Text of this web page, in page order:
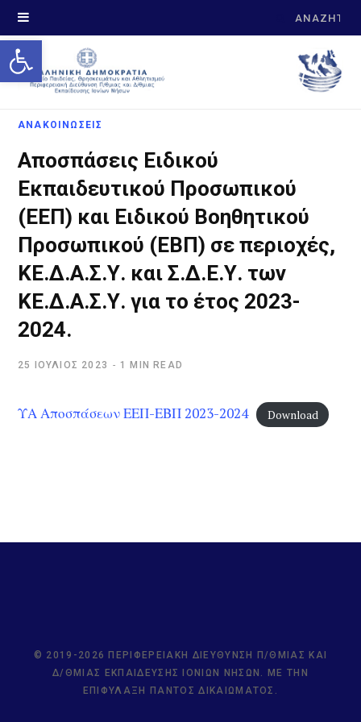
Open toolbar
Search
ΑΝΑΚΟΙΝΩΣΕΙΣ
Αποσπάσεις Ειδικού
Εκπαιδευτικού Προσωπικού
(ΕΕΠ) και Ειδικού Βοηθητικού
Προσωπικού (ΕΒΠ) σε περιοχές,
ΚΕ.Δ.Α.Σ.Υ. και Σ.Δ.Ε.Υ. των
ΚΕ.Δ.Α.Σ.Υ. για το έτος 2023-
2024.
25 ΙΟΎΛΙΟΣ 2023 1 MIN READ
ΥΑ Αποσπάσεων ΕΕΠ-ΕΒΠ 2023-2024 Download
© 2019-2026 ΠΕΡΙΦΕΡΕΙΑΚΉ ΔΙΕΎΘΥΝΣΗ Π/ΘΜΙΑΣ ΚΑΙ
Δ/ΘΜΙΑΣ ΕΚΠΑΊΔΕΥΣΗΣ ΙΟΝΊΩΝ ΝΉΣΩΝ. ΜΕ ΤΗΝ
ΕΠΙΦΎΛΑΞΗ ΠΑΝΤΌΣ ΔΙΚΑΙΏΜΑΤΟΣ.